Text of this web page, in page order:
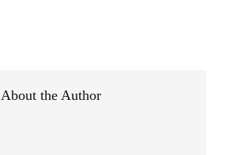
About the Author